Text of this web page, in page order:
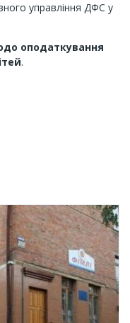
управління ДФС у
оподаткування
.